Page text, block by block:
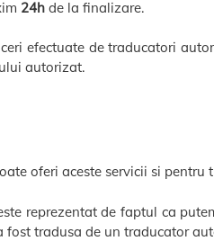
24h de la finalizare.
efectuate de traducatori
autorizat.
oferi aceste servicii si pentru
reprezentat de faptul ca
tradusa de un traducator